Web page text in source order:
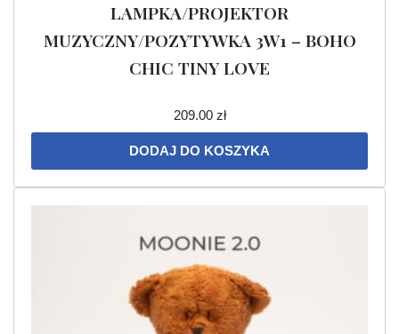
LAMPKA/PROJEKTOR
MUZYCZNY/POZYTYWKA 3W1 – BOHO
CHIC TINY LOVE
209.00 zł
DODAJ DO KOSZYKA